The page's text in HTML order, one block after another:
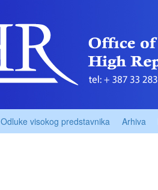
Odluke visokog predstavnika Arhiva